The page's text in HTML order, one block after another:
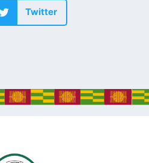
Twitter